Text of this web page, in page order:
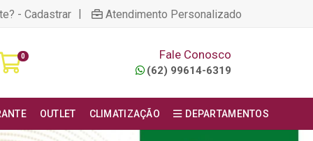
- Cadastrar | Atendimento Personalizado
0 Fale Conosco
(62) 99614-6319
OUTLET CLIMATIZAÇÃO DEPARTAMENTOS